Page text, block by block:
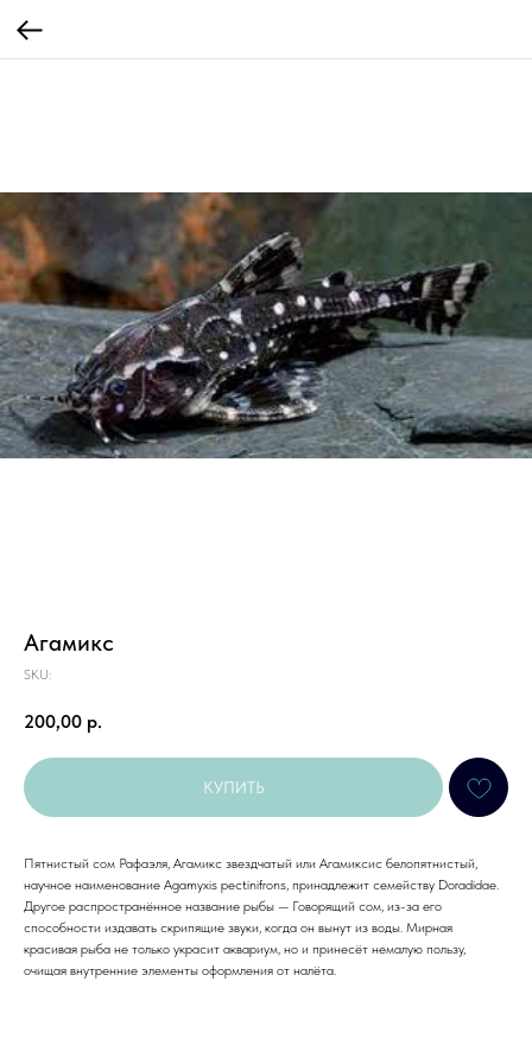
Агамикс
SKU:
200,00 р.
КУПИТЬ
Пятнистый сом Рафаэля, Агамикс звездчатый или Агамиксис белопятнистый,
научное наименование Agamyxis pectinifrons, принадлежит семейству Doradidae.
Другое распространённое название рыбы — Говорящий сом, из-за его
способности издавать скрипящие звуки, когда он вынут из воды. Мирная
красивая рыба не только украсит аквариум, но и принесёт немалую пользу,
очищая внутренние элементы оформления от налёта.